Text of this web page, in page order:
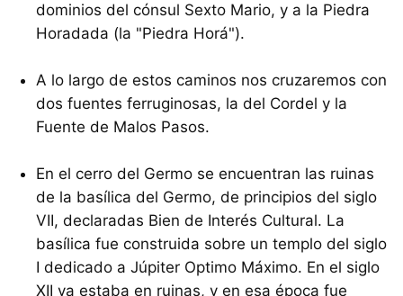
dominios del cónsul Sexto Mario, y a la Piedra
Horadada (la "Piedra Horá").
A lo largo de estos caminos nos cruzaremos con
dos fuentes ferruginosas, la del Cordel y la
Fuente de Malos Pasos.
En el cerro del Germo se encuentran las ruinas
de la basílica del Germo, de principios del siglo
VII, declaradas Bien de Interés Cultural. La
basílica fue construida sobre un templo del siglo
I dedicado a Júpiter Optimo Máximo. En el siglo
XII ya estaba en ruinas, y en esa época fue